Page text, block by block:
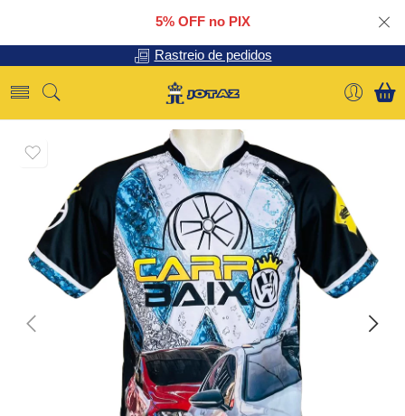
5% OFF no PIX
Rastreio de pedidos